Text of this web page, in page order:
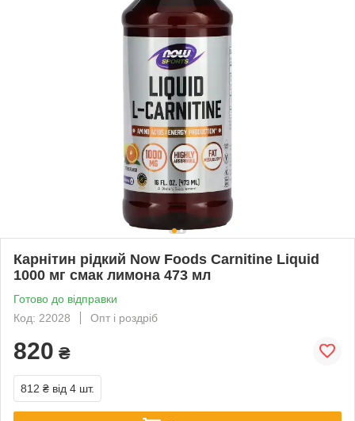
Карнітин рідкий Now Foods Carnitine Liquid
1000 мг смак лимона 473 мл
Готово до відправки
Код: 22028
Опт і роздріб
820 ₴
812 ₴ від 4 шт.